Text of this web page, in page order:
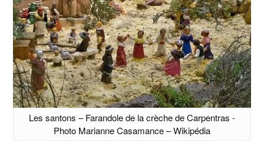
Les santons – Farandole de la crèche de Carpentras -
Photo Marianne Casamance – Wikipédia